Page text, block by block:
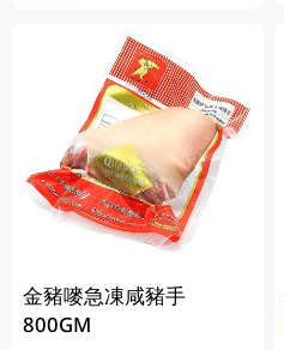
金豬嘜急凍咸豬手
800GM